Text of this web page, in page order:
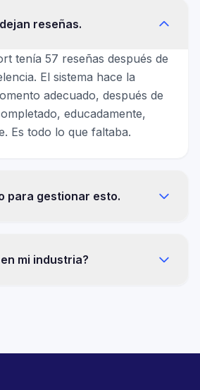
reseñas.
tenía 57 reseñas después de
El sistema hace la
adecuado, después de
educadamente,
Es todo lo que faltaba.
para gestionar esto.
incluidas.
mi industria?